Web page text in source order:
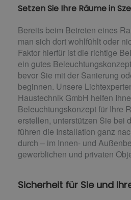
Setzen Sie Ihre Räume in
Bereits beim Betreten eines
man sich dort wohlfühlt oder
Faktor hierfür ist die richtige
ein gutes
bevor Sie mit der Sanierung
beginnen. Unsere
Haustechnik GmbH helfen
Beleuchtungskonzept für Ihre
erstellen, unterstützen Sie bei
führen die Installation ganz
durch – im Innen- und
gewerblichen und privaten
Sicherheit für Sie und